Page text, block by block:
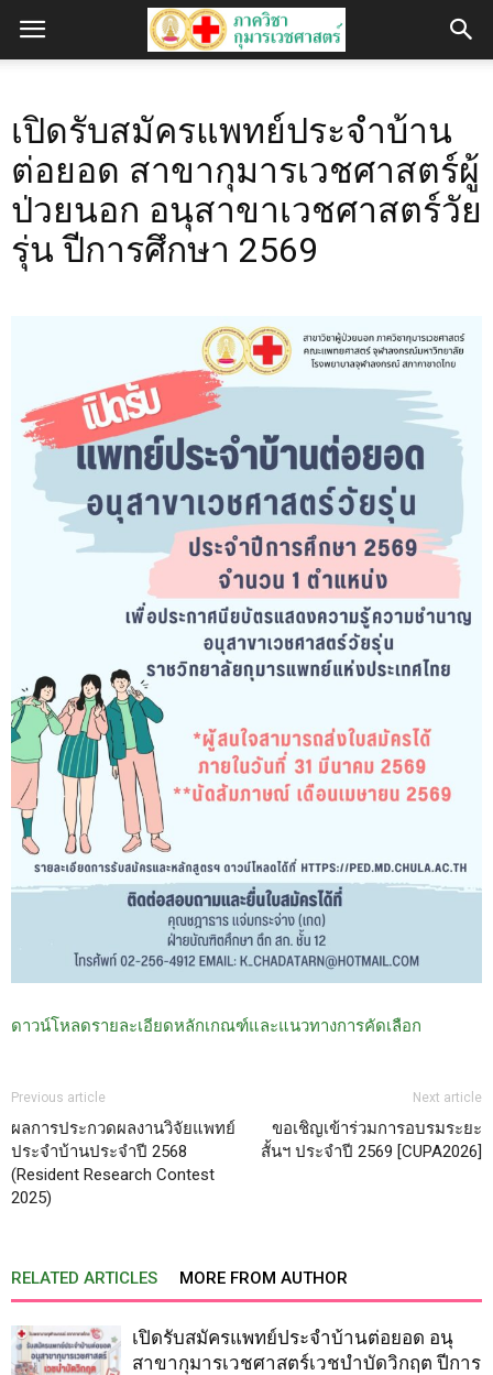
เปิดรับสมัครแพทย์ประจำบ้าน
ต่อยอด สาขากุมารเวชศาสตร์ผู้
ป่วยนอก อนุสาขาเวชศาสตร์วัย
รุ่น ปีการศึกษา 2569
ดาวน์โหลดรายละเอียดหลักเกณฑ์และแนวทางการคัดเลือก
Previous article
ผลการประกวดผลงานวิจัยแพทย์
ประจำบ้านประจำปี 2568
(Resident Research Contest
2025)
Next article
ขอเชิญเข้าร่วมการอบรมระยะ
สั้นฯ ประจำปี 2569 [CUPA2026]
RELATED ARTICLES MORE FROM AUTHOR
เปิดรับสมัครแพทย์ประจำบ้านต่อยอด อนุ
สาขากุมารเวชศาสตร์เวชบำบัดวิกฤต ปีการ